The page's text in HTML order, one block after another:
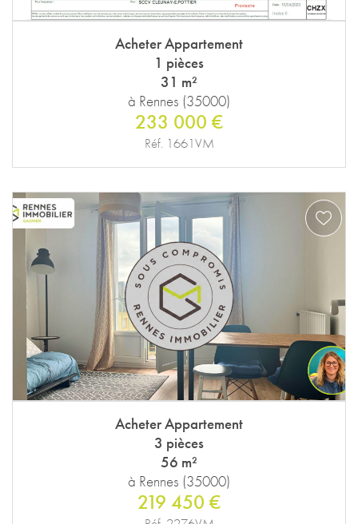
Acheter Appartement
1 pièces
31 m²
à Rennes (35000)
233 000 €
Réf. 1661VM
Acheter Appartement
3 pièces
56 m²
à Rennes (35000)
219 450 €